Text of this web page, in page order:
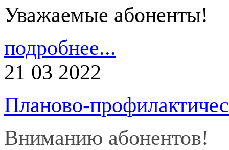
Уважаемые абоненты!
подробнее...
21 03 2022
Планово-
Вниманию абонентов!